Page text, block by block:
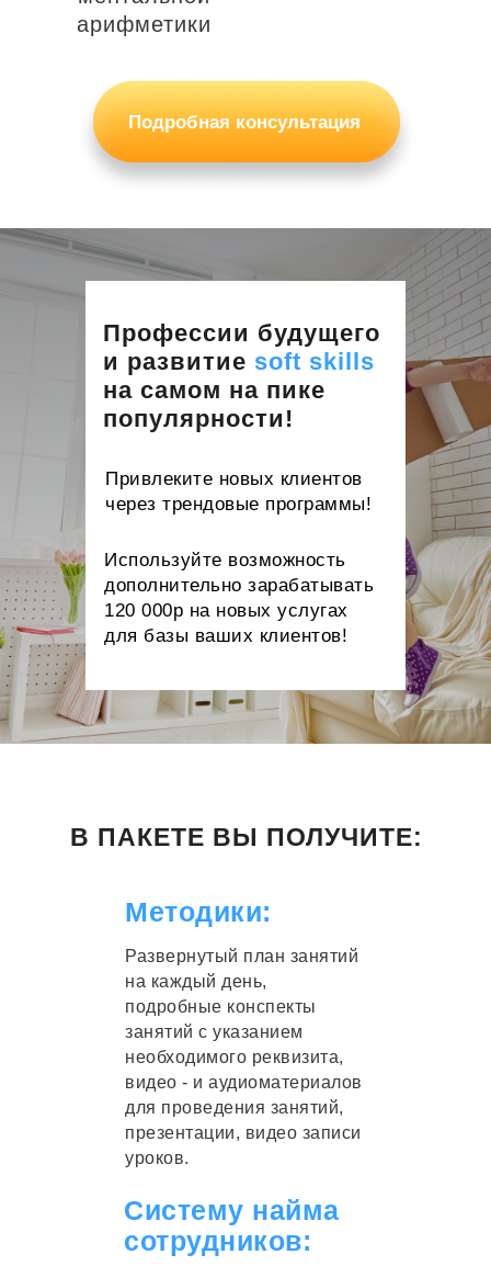
арифметики
Подробная консультация
Профессии будущего
и развитие soft skills
на самом на пике
популярности!
Привлеките новых клиентов
через трендовые программы!
Используйте возможность
дополнительно зарабатывать
120 000р на новых услугах
для базы ваших клиентов!
В ПАКЕТЕ ВЫ ПОЛУЧИТЕ:
Методики:
Систему найма
сотрудников:
Развернутый план занятий
на каждый день,
подробные конспекты
занятий с указанием
необходимого реквизита,
видео - и аудиоматериалов
для проведения занятий,
презентации, видео записи
уроков.